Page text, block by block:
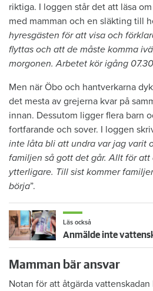
riktiga. I loggen står det att läsa
med mamman och en släkting till
hyresgästen för att visa och
flyttas och att de måste komma
morgonen. Arbetet kör igång 07.30
Men när Öbo och hantverkarna
det mesta av grejerna kvar på
innan. Dessutom ligger flera barn
fortfarande och sover. I loggen
inte låta bli att undra var jag varit
familjen så gott det går. Allt för
ytterligare. Till sist kommer
börja”.
Läs också
Mamman bär ansvar
Notan för att åtgärda